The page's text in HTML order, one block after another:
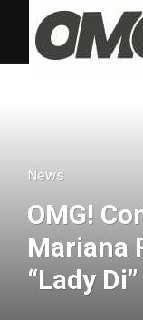
News
OMG!
Mariana
“Lady Di”